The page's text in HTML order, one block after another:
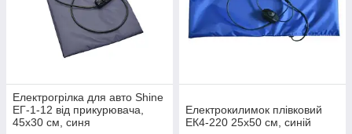
Електрогрілка для авто Shine
ЕГ-1-12 від прикурювача,
45х30 см, синя
Електрокилимок плівковий
ЕК4-220 25х50 см, синій